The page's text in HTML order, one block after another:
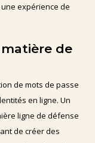
expérience de
de
de mots de passe
en ligne. Un
ligne de défense
de créer des